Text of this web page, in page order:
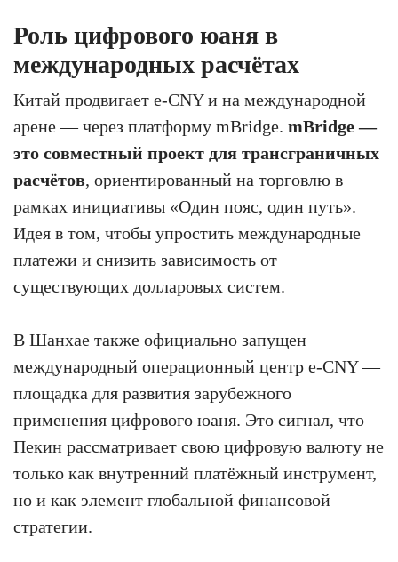
Роль цифрового юаня в
международных расчётах
Китай продвигает e-CNY и на международной
арене — через платформу mBridge. mBridge —
это совместный проект для трансграничных
расчётов, ориентированный на торговлю в
рамках инициативы «Один пояс, один путь».
Идея в том, чтобы упростить международные
платежи и снизить зависимость от
существующих долларовых систем.
В Шанхае также официально запущен
международный операционный центр e-CNY —
площадка для развития зарубежного
применения цифрового юаня. Это сигнал, что
Пекин рассматривает свою цифровую валюту не
только как внутренний платёжный инструмент,
но и как элемент глобальной финансовой
стратегии.